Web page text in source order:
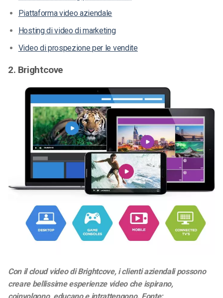
Piattaforma video aziendale
Hosting di video di marketing
Video di prospezione per le vendite
2. Brightcove
Con il cloud video di Brightcove, i clienti aziendali possono
creare bellissime esperienze video che ispirano,